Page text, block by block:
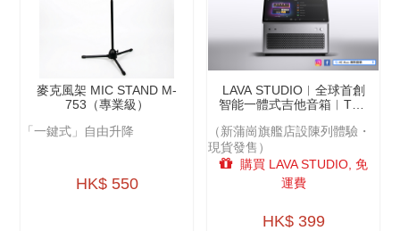
麥克風架 MIC STAND M-
753（專業級）
「一鍵式」自由升降
HK$ 550
LAVA STUDIO︱全球首創
智能一體式吉他音箱︱THE
ADVANCED AMP︱香港國
際版原裝行貨（免運費）
（新蒲崗旗艦店現貨發售）
（新蒲崗旗艦店設陳列體驗・
現貨發售）
購買 LAVA STUDIO, 免
運費
HK$ 399